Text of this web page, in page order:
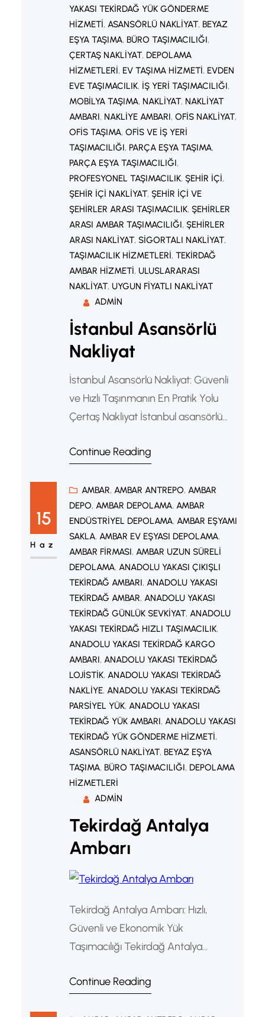
güvence sağlayarak müşterilere…
YAKASI TEKIRDAĞ YÜK GÖNDERME
HIZMETI, ASANSÖRLÜ NAKLIYAT, BEYAZ
EŞYA TAŞIMA, BÜRO TAŞIMACILIĞI
ÇERTAŞ NAKLIYAT, DEPOLAMA
HIZMETLERI, EV TAŞIMA HIZMETI, EVDEN
EVE TAŞIMACILIK, İŞ YERI TAŞIMACILIĞI
MOBILYA TAŞIMA, NAKLIYAT, NAKLIYAT
AMBARI, NAKLIYE AMBARI, OFIS NAKLIYAT
OFIS TAŞIMA, OFIS VE IŞ YERI
TAŞIMACILIĞI, PARÇA EŞYA TAŞIMA
PARÇA EŞYA TAŞIMACILIĞI
PROFESYONEL TAŞIMACILIK, ŞEHIR IÇI
ŞEHIR IÇI NAKLIYAT, ŞEHIR IÇI VE
ŞEHIRLER ARASI TAŞIMACILIK, ŞEHIRLER
ARASI AMBAR TAŞIMACILIĞI, ŞEHIRLER
ARASI NAKLIYAT, SIGORTALI NAKLIYAT
TAŞIMACILIK HIZMETLERI, TEKIRDAĞ
AMBAR HIZMETI, ULUSLARARASI
NAKLIYAT, UYGUN FIYATLI NAKLIYAT
ADMIN
İstanbul Asansörlü
Nakliyat
İstanbul Asansörlü Nakliyat: Güvenli
ve Hızlı Taşınmanın En Pratik Yolu
Çertaş Nakliyat İstanbul asansörlü
binalarda taşınma işlemlerini daha
modern bir taşıma yöntemidir. Dış
cephe asansörü kullanılarak eşyalar
doğrudan balkondan veya
pencereden taşınır. Böylece dar
merdivenler ve küçük apartman
asansörlerinden kaynaklanan riskler
en aza indirilir. Profesyonel…
Continue Reading
15
Haz
AMBAR, AMBAR ANTREPO, AMBAR
DEPO, AMBAR DEPOLAMA, AMBAR
ENDÜSTRIYEL DEPOLAMA, AMBAR EŞYAMI
SAKLA, AMBAR EV EŞYASI DEPOLAMA
AMBAR FIRMASI, AMBAR UZUN SÜRELI
DEPOLAMA, ANADOLU YAKASI ÇIKIŞLI
TEKIRDAĞ AMBARI, ANADOLU YAKASI
TEKIRDAĞ AMBAR, ANADOLU YAKASI
TEKIRDAĞ GÜNLÜK SEVKIYAT, ANADOLU
YAKASI TEKIRDAĞ HIZLI TAŞIMACILIK
ANADOLU YAKASI TEKIRDAĞ KARGO
AMBARI, ANADOLU YAKASI TEKIRDAĞ
LOJISTIK, ANADOLU YAKASI TEKIRDAĞ
NAKLIYE, ANADOLU YAKASI TEKIRDAĞ
PARSIYEL YÜK, ANADOLU YAKASI
TEKIRDAĞ YÜK AMBARI, ANADOLU YAKASI
TEKIRDAĞ YÜK GÖNDERME HIZMETI
ASANSÖRLÜ NAKLIYAT, BEYAZ EŞYA
TAŞIMA, BÜRO TAŞIMACILIĞI, DEPOLAMA
HIZMETLERI
ADMIN
Tekirdağ Antalya
Ambarı
Tekirdağ Antalya Ambarı: Hızlı,
Güvenli ve Ekonomik Yük
Taşımacılığı Tekirdağ Antalya
Taşımacılık Çözümleri Tekirdağ
Continue Reading